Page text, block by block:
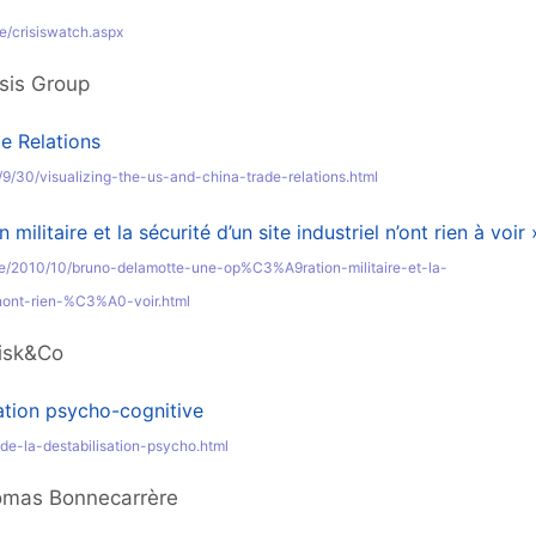
crisiswatch.aspx
Group
Relations
30/visualizing-the-us-and-china-trade-relations.html
et la sécurité d’un site industriel n’ont rien à voir
2010/10/bruno-delamotte-une-op%C3%A9ration-militaire-et-la-
rien-%C3%A0-voir.html
psycho-cognitive
la-destabilisation-psycho.html
Bonnecarrère